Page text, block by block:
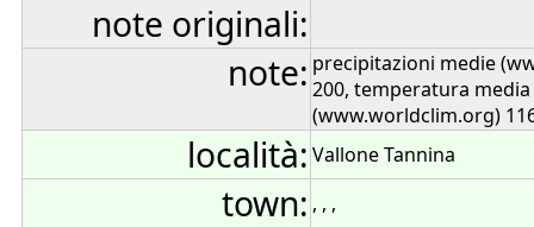
note originali:
note: precipitazioni medie
200, temperatura
(www.worldclim.org)
località: Vallone Tannina
town: , , ,